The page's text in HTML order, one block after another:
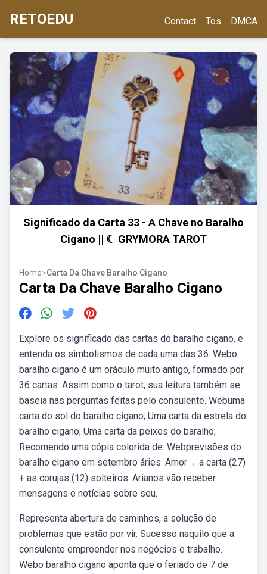
RETOEDU Contact Tos DMCA
Significado da Carta 33 - A Chave no Baralho
Cigano || ☾ GRYMORA TAROT
Home>Carta Da Chave Baralho Cigano
Carta Da Chave Baralho Cigano
Explore os significado das cartas do baralho cigano, e
entenda os simbolismos de cada uma das 36. Webo
baralho cigano é um oráculo muito antigo, formado por
36 cartas. Assim como o tarot, sua leitura também se
baseia nas perguntas feitas pelo consulente. Webuma
carta do sol do baralho cigano; Uma carta da estrela do
baralho cigano; Uma carta da peixes do baralho;
Recomendo uma cópia colorida de. Webprevisões do
baralho cigano em setembro áries. Amor→ a carta (27)
+ as corujas (12) solteiros: Arianos vão receber
mensagens e notícias sobre seu.
Representa abertura de caminhos, a solução de
problemas que estão por vir. Sucesso naquilo que a
consulente empreender nos negócios e trabalho.
Webo baralho cigano aponta que o feriado de 7 de